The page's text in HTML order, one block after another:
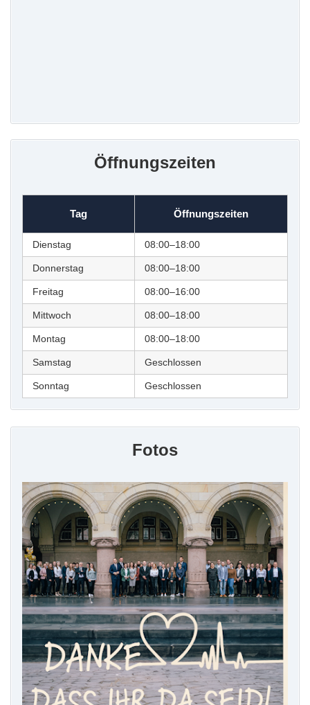
Öffnungszeiten
Tag Öffnungszeiten
Dienstag 08:00–18:00
Donnerstag 08:00–18:00
Freitag 08:00–16:00
Mittwoch 08:00–18:00
Montag 08:00–18:00
Samstag Geschlossen
Sonntag Geschlossen
Fotos